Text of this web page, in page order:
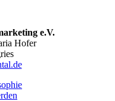
e.V.
Hofer